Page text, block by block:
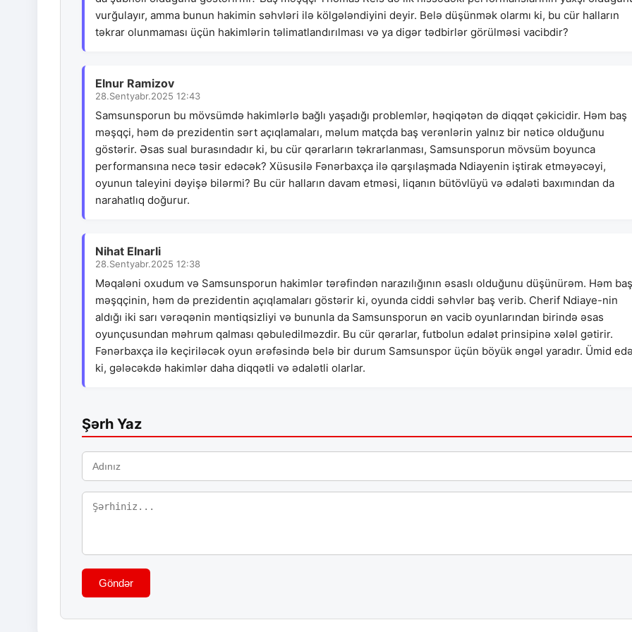
vurğulayır, amma bunun hakimin səhvləri ilə kölgələndiyini deyir. Belə düşünmək olarmı ki, bu cür halların
təkrar olunmaması üçün hakimlərin təlimatlandırılması və ya digər tədbirlər görülməsi vacibdir?
Elnur Ramizov
28.Sentyabr.2025 12:43
Samsunsporun bu mövsümdə hakimlərlə bağlı yaşadığı problemlər, həqiqətən də diqqət çəkicidir. Həm baş
məşqçi, həm də prezidentin sərt açıqlamaları, məlum matçda baş verənlərin yalnız bir nəticə olduğunu
göstərir. Əsas sual burasındadır ki, bu cür qərarların təkrarlanması, Samsunsporun mövsüm boyunca
performansına necə təsir edəcək? Xüsusilə Fənərbaxça ilə qarşılaşmada Ndiayenin iştirak etməyəcəyi,
oyunun taleyini dəyişə bilərmi? Bu cür halların davam etməsi, liqanın bütövlüyü və ədaləti baxımından da
narahatlıq doğurur.
Nihat Elnarli
28.Sentyabr.2025 12:38
Məqaləni oxudum və Samsunsporun hakimlər tərəfindən narazılığının əsaslı olduğunu düşünürəm. Həm baş
məşqçinin, həm də prezidentin açıqlamaları göstərir ki, oyunda ciddi səhvlər baş verib. Cherif Ndiaye-nin
aldığı iki sarı vərəqənin məntiqsizliyi və bununla da Samsunsporun ən vacib oyunlarından birində əsas
oyunçusundan məhrum qalması qəbuledilməzdir. Bu cür qərarlar, futbolun ədalət prinsipinə xələl gətirir.
Fənərbaxça ilə keçiriləcək oyun ərəfəsində belə bir durum Samsunspor üçün böyük əngəl yaradır. Ümid
ki, gələcəkdə hakimlər daha diqqətli və ədalətli olarlar.
Şərh Yaz
Göndər